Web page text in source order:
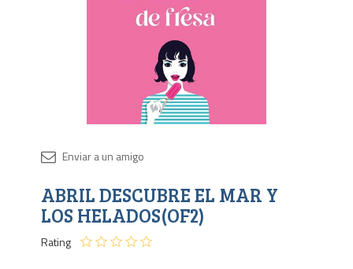
ABRIL DESCUBRE EL MAR Y
LOS HELADOS(OF2)
Rating